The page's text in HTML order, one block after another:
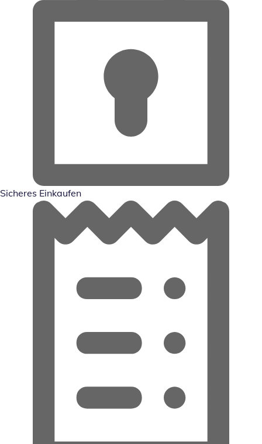
Sicheres Einkaufen